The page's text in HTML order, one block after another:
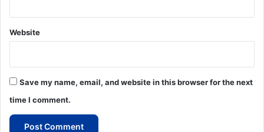
Website
Save my name, email, and website in this browser for the next
time I comment.